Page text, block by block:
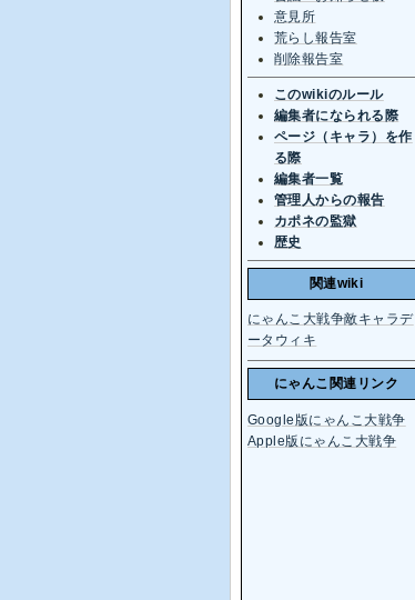
意見所
荒らし報告室
削除報告室
このwikiのルール
編集者になられる際
ページ（キャラ）を作
る際
編集者一覧
管理人からの報告
カポネの監獄
歴史
関連wiki
にゃんこ大戦争敵キャラデ
ータウィキ
にゃんこ関連リンク
Google版にゃんこ大戦争
Apple版にゃんこ大戦争